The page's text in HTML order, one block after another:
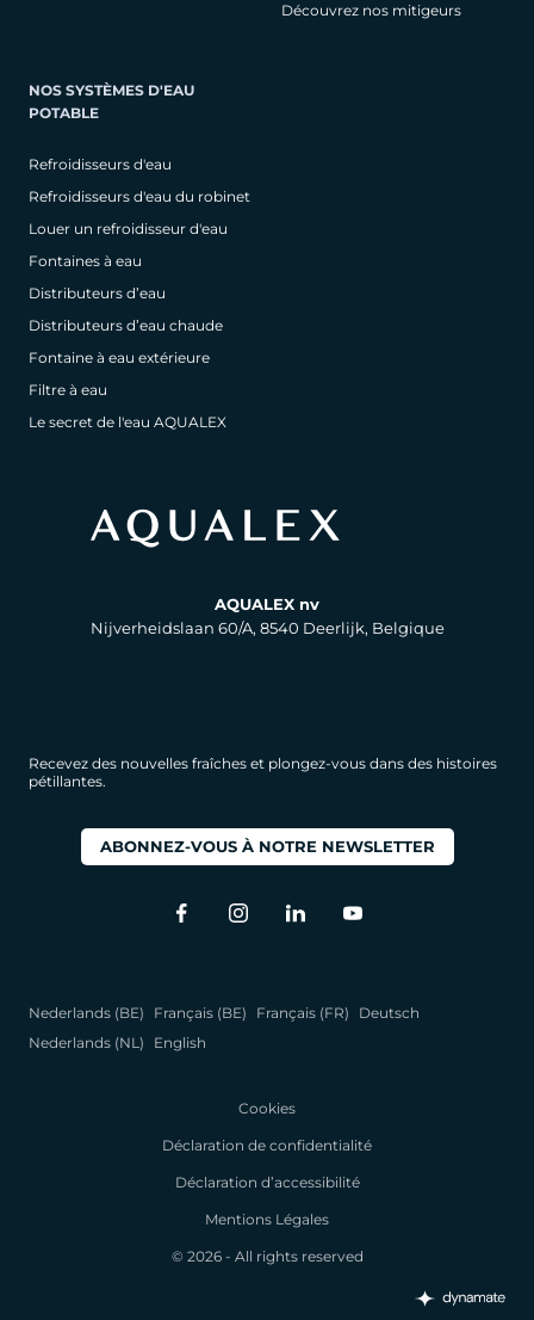
Découvrez nos mitigeurs
NOS SYSTÈMES D'EAU
POTABLE
Refroidisseurs d'eau
Refroidisseurs d'eau du robinet
Louer un refroidisseur d'eau
Fontaines à eau
Distributeurs d’eau
Distributeurs d’eau chaude
Fontaine à eau extérieure
Filtre à eau
Le secret de l'eau AQUALEX
AQUALEX nv
Nijverheidslaan 60/A, 8540 Deerlijk, Belgique
Recevez des nouvelles fraîches et plongez-vous dans des histoires
pétillantes.
ABONNEZ-VOUS À NOTRE NEWSLETTER
Nederlands (BE) Français (BE) Français (FR)
Deutsch
Nederlands (NL)
English
Cookies
Déclaration de confidentialité
Déclaration d’accessibilité
Mentions Légales
© 2026 - All rights reserved